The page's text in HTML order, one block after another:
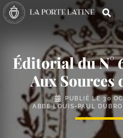
Éditorial du N°
Aux Sources
PUBLIÉ LE 30
ABBÉ LOUIS-PAUL